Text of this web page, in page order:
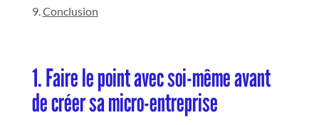
Conclusion
1. Faire le point avec soi-même avant
de créer sa micro-entreprise